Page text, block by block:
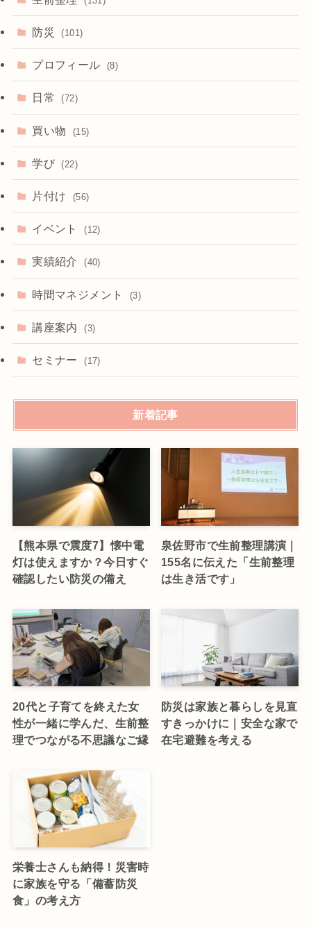
防災 (101)
プロフィール (8)
日常 (72)
買い物 (15)
学び (22)
片付け (56)
イベント (12)
実績紹介 (40)
時間マネジメント (3)
講座案内 (3)
セミナー (17)
新着記事
【熊本県で震度7】懐中電
灯は使えますか？今日すぐ
確認したい防災の備え
泉佐野市で生前整理講演｜
155名に伝えた「生前整理
は生き活です」
20代と子育てを終えた女
性が一緒に学んだ、生前整
理でつながる不思議なご縁
防災は家族と暮らしを見直
すきっかけに｜安全な家で
在宅避難を考える
栄養士さんも納得！災害時
に家族を守る「備蓄防災
食」の考え方